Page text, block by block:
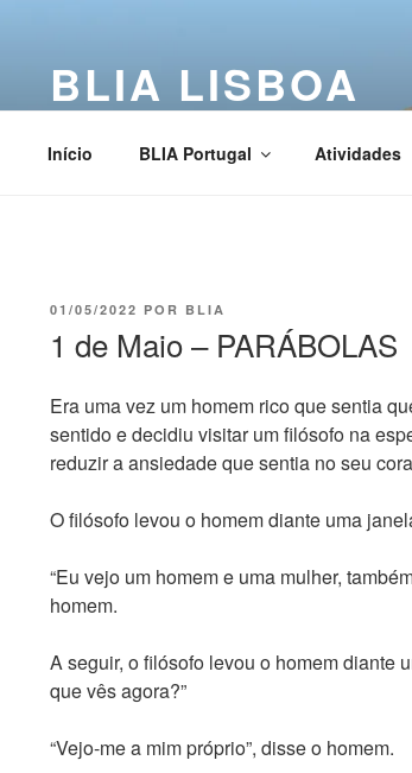
BLIA LISBOA
Início BLIA Portugal Atividades
01/05/2022 POR BLIA
1 de Maio – PARÁBOLAS
Era uma vez um homem rico que sentia
sentido e decidiu visitar um filósofo na
reduzir a ansiedade que sentia no seu
O filósofo levou o homem diante uma
“Eu vejo um homem e uma mulher,
homem.
A seguir, o filósofo levou o homem diante
que vês agora?”
“Vejo-me a mim próprio”, disse o homem.